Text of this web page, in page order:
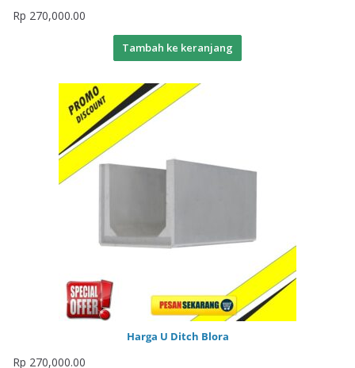
Rp 270,000.00
Tambah ke keranjang
Harga U Ditch Blora
Rp 270,000.00